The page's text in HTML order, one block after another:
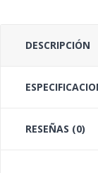
DESCRIPCIÓN
RESEÑAS (0)